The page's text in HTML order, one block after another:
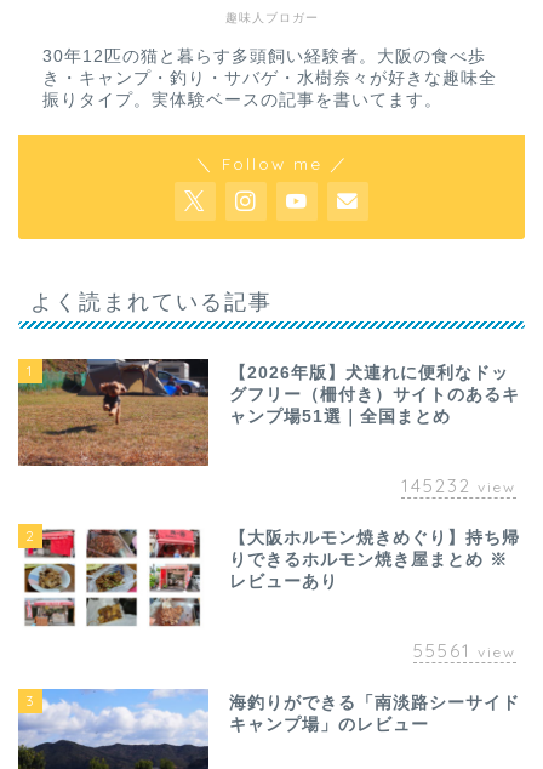
趣味人ブロガー
30年12匹の猫と暮らす多頭飼い経験者。大阪の食べ歩
き・キャンプ・釣り・サバゲ・水樹奈々が好きな趣味全
振りタイプ。実体験ベースの記事を書いてます。
＼ Follow me ／
よく読まれている記事
1
【2026年版】犬連れに便利なドッ
グフリー（柵付き）サイトのあるキ
ャンプ場51選｜全国まとめ
145232 view
2
【大阪ホルモン焼きめぐり】持ち帰
りできるホルモン焼き屋まとめ ※
レビューあり
55561 view
3
海釣りができる「南淡路シーサイド
キャンプ場」のレビュー